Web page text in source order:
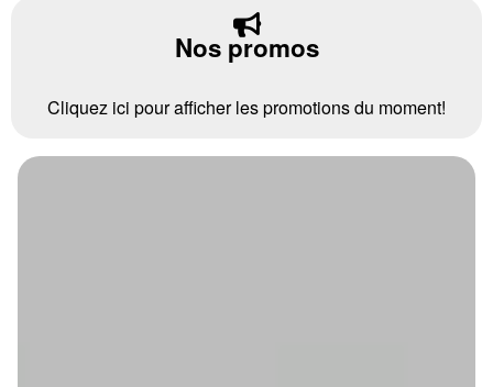
Nos promos
Cliquez ici pour afficher les promotions du moment!